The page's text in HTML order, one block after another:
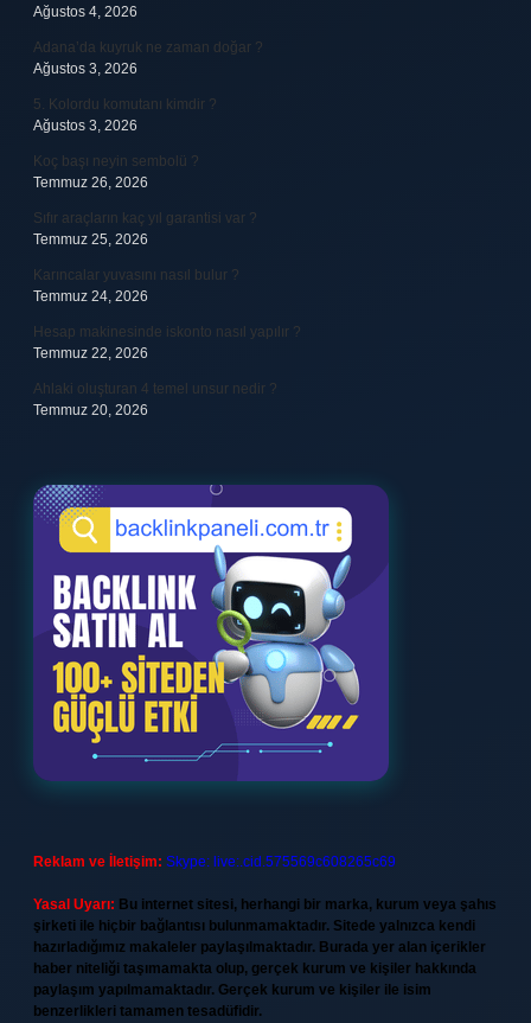
Ağustos 4, 2026
Adana’da kuyruk ne zaman doğar ?
Ağustos 3, 2026
5. Kolordu komutanı kimdir ?
Ağustos 3, 2026
Koç başı neyin sembolü ?
Temmuz 26, 2026
Sıfır araçların kaç yıl garantisi var ?
Temmuz 25, 2026
Karıncalar yuvasını nasıl bulur ?
Temmuz 24, 2026
Hesap makinesinde iskonto nasıl yapılır ?
Temmuz 22, 2026
Ahlaki oluşturan 4 temel unsur nedir ?
Temmuz 20, 2026
Reklam ve İletişim: Skype: live:.cid.575569c608265c69
Yasal Uyarı: Bu internet sitesi, herhangi bir marka, kurum veya şahıs
şirketi ile hiçbir bağlantısı bulunmamaktadır. Sitede yalnızca kendi
hazırladığımız makaleler paylaşılmaktadır. Burada yer alan içerikler
haber niteliği taşımamakta olup, gerçek kurum ve kişiler hakkında
paylaşım yapılmamaktadır. Gerçek kurum ve kişiler ile isim
benzerlikleri tamamen tesadüfidir.